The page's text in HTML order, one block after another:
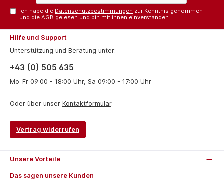
Ich habe die Datenschutzbestimmungen zur Kenntnis genommen
und dieAGB gelesen und bin mit ihnen einverstanden.
Hilfe und Support
Unterstützung und Beratung unter:
+43 (0) 505 635
Mo-Fr 09:00 - 18:00 Uhr, Sa 09:00 - 17:00 Uhr
Oder über unser Kontaktformular.
Vertrag widerrufen
Unsere Vorteile
Das sagen unsere Kunden